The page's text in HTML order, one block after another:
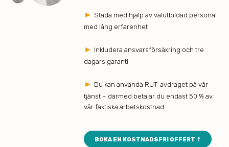
► Städa med hjälp av välutbildad personal
med lång erfarenhet
► Inkludera ansvarsförsäkring och tre
dagars garanti
► Du kan använda RUT-avdraget på vår
tjänst – därmed betalar du endast 50 % av
vår faktiska arbetskostnad
BOKA EN KOSTNADSFRI OFFERT ⇡